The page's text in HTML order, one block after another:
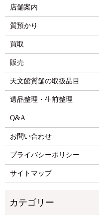
店舗案内
質預かり
買取
販売
天文館質舗の取扱品目
遺品整理・生前整理
Q&A
お問い合わせ
プライバシーポリシー
サイトマップ